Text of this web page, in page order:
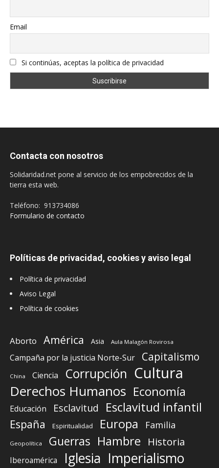
Email
Si continúas, aceptas la política de privacidad
Contacta con nosotros
Solidaridad.net pone al servicio de los empobrecidos de la
tierra esta web.
Teléfono: 913734086
Formulario de contacto
Políticas de privacidad, cookies y aviso legal
Política de privacidad
Aviso Legal
Política de cookies
Aborto América Asia Aula Malagón Rovirosa
Campaña por la justicia Norte-Sur Capitalismo
China Ciencia Corrupción Cultura
Derechos Humanos Economía
Educación Esclavitud Esclavitud infantil
España Espiritualidad Europa Familia
Geopolítica Guerras Hambre Historia
Iberoamérica Iglesia Imperialismo